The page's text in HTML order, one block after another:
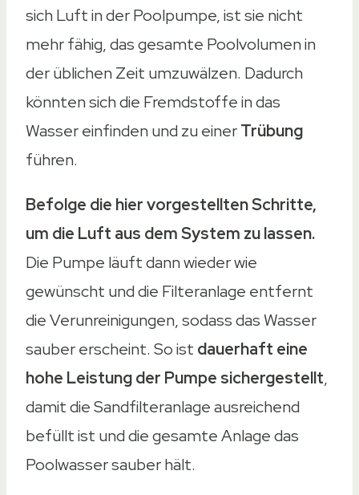
sich Luft in der Poolpumpe, ist sie nicht
mehr fähig, das gesamte Poolvolumen in
der üblichen Zeit umzuwälzen. Dadurch
könnten sich die Fremdstoffe in das
Wasser einfinden und zu einerTrübung
führen.
Befolge die hier vorgestellten Schritte,
um die Luft aus dem System zu lassen.
Die Pumpe läuft dann wieder wie
gewünscht und die Filteranlage entfernt
die Verunreinigungen, sodass das Wasser
sauber erscheint. So ist dauerhaft eine
hohe Leistung der Pumpe sichergestellt,
damit die Sandfilteranlage ausreichend
befüllt ist und die gesamte Anlage das
Poolwasser sauber hält.